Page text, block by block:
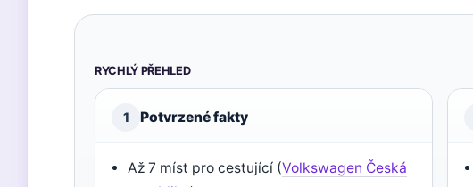
RYCHLÝ PŘEHLED
1 Potvrzené fakty
Až 7 míst pro cestující (Volkswagen Česká